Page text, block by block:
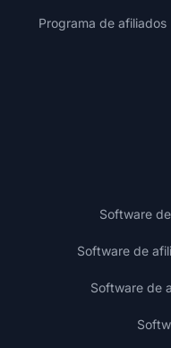
Programa de afiliados
Software
Software de
Software de